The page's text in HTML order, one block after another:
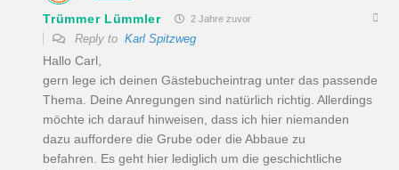
Trümmer Lümmler 2 Jahre zuvor
Reply toKarl Spitzweg
Hallo Carl,
gern lege ich deinen Gästebucheintrag unter das passende
Thema. Deine Anregungen sind natürlich richtig. Allerdings
möchte ich darauf hinweisen, dass ich hier niemanden
dazu auffordere die Grube oder die Abbaue zu
befahren. Es geht hier lediglich um die geschichtliche